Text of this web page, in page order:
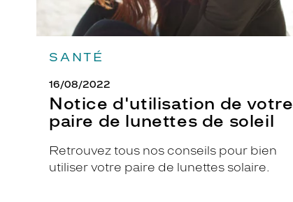
SANTÉ
16/08/2022
Notice d'utilisation de votre
paire de lunettes de soleil
Retrouvez tous nos conseils pour bien
utiliser votre paire de lunettes solaire.